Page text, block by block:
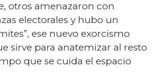
otros amenazaron con
electorales y hubo un
ese nuevo exorcismo
sirve para anatemizar al resto
que se cuida el espacio